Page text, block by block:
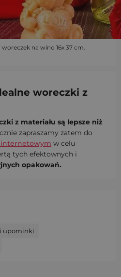
na wino 16x 37 cm.
woreczki z
z materiału są lepsze niż
zapraszamy zatem do
w celu
tych efektownych i
opakowań.
upominki